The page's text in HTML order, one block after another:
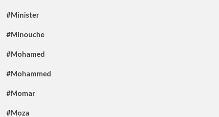
#Minister
#Minouche
#Mohamed
#Mohammed
#Momar
#Moza